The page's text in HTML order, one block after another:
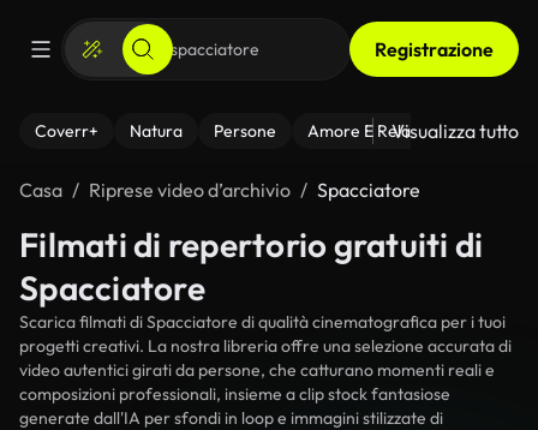
Registrazione
Coverr+ Natura Persone Amore E Relazioni Il
Visualizza tutto
Casa Riprese video d’archivio Spacciatore
Filmati di repertorio gratuiti di
Spacciatore
Scarica filmati di Spacciatore di qualità cinematografica per i tuoi
progetti creativi. La nostra libreria offre una selezione accurata di
video autentici girati da persone, che catturano momenti reali e
composizioni professionali, insieme a clip stock fantasiose
generate dall'IA per sfondi in loop e immagini stilizzate di